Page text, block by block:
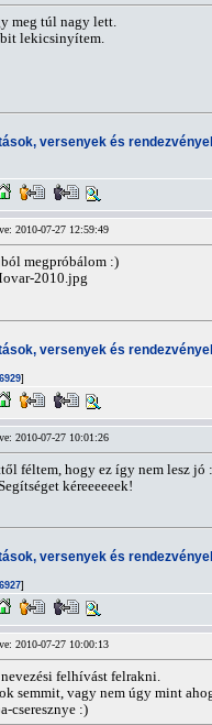
meg túl nagy lett.
lekicsinyítem.
versenyek és
2010-07-27 12:59:49
megpróbálom :)
versenyek és
]
2010-07-27 10:01:26
féltem, hogy ez így nem lesz jó
kéreeeeeek!
versenyek és
]
2010-07-27 10:00:13
felhívást felrakni.
semmit, vagy nem úgy mint
cseresznye :)